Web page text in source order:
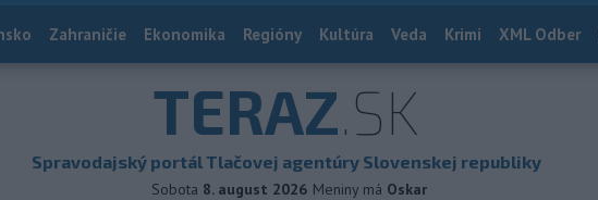
Zahraničie Ekonomika Regióny Kultúra Veda Krimi XML Odber
TERAZ.SK
Spravodajský portál Tlačovej agentúry Slovenskej republiky
Sobota 8. august 2026 Meniny má Oskar